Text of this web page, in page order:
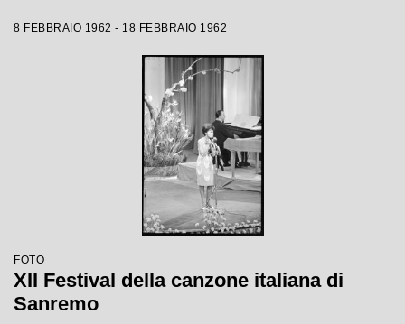
8 FEBBRAIO 1962 - 18 FEBBRAIO 1962
FOTO
XII Festival della canzone italiana di
Sanremo